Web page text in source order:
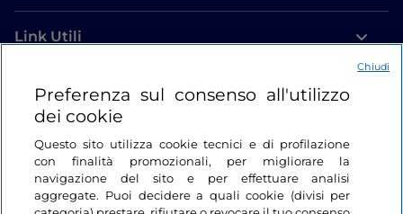
Link Utili
Login
Restiamo in contatto
Preferenza sul consenso all'utilizzo
dei cookie
Questo sito utilizza cookie tecnici e di profilazione
con finalità promozionali, per migliorare la
navigazione del sito e per effettuare analisi
aggregate. Puoi decidere a quali cookie (divisi per
Chiudi